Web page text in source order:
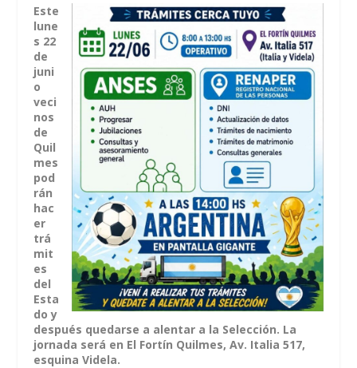
Este
lune
s 22
de
juni
o
veci
nos
de
Quil
mes
pod
rán
hac
er
trá
mit
es
del
Esta
do y
después quedarse a alentar a la Selección. La
jornada será en El Fortín Quilmes, Av. Italia 517,
esquina Videla.